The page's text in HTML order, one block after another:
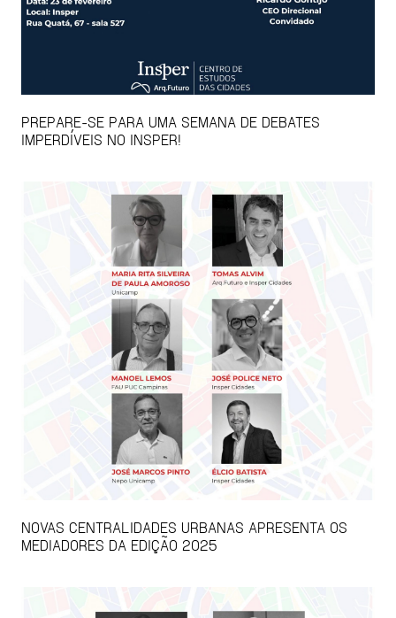
PREPARE-SE PARA UMA SEMANA DE DEBATES
IMPERDÍVEIS NO INSPER!
NOVAS CENTRALIDADES URBANAS APRESENTA OS
MEDIADORES DA EDIÇÃO 2025